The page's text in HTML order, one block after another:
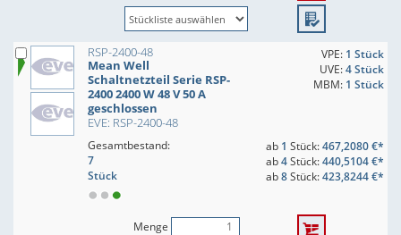
RSP-2400-48
Mean Well
Schaltnetzteil Serie RSP-
2400 2400 W 48 V 50 A
geschlossen
EVE: RSP-2400-48
VPE: 1 Stück
UVE:4 Stück
MBM: 1 Stück
Gesamtbestand:
7
Stück
ab 1 Stück:467,2080 €*
ab4Stück:440,5104 €*
ab8Stück:423,8244 €*
Menge